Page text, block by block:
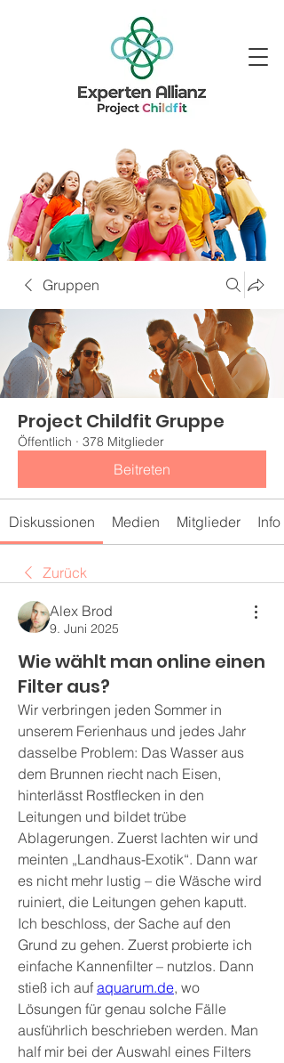
Gruppen
Project Childfit Gruppe
Öffentlich · 378 Mitglieder
Beitreten
Diskussionen Medien Mitglieder Info
Zurück
Alex Brod
9. Juni 2025
Wie wählt man online einen
Filter aus?
Wir verbringen jeden Sommer in
unserem Ferienhaus und jedes Jahr
dasselbe Problem: Das Wasser aus
dem Brunnen riecht nach Eisen,
hinterlässt Rostflecken in den
Leitungen und bildet trübe
Ablagerungen. Zuerst lachten wir und
meinten „Landhaus-Exotik“. Dann war
es nicht mehr lustig – die Wäsche wird
ruiniert, die Leitungen gehen kaputt.
Ich beschloss, der Sache auf den
Grund zu gehen. Zuerst probierte ich
einfache Kannenfilter – nutzlos. Dann
stieß ich auf aquarum.de, wo
Lösungen für genau solche Fälle
ausführlich beschrieben werden. Man
half mir bei der Auswahl eines Filters